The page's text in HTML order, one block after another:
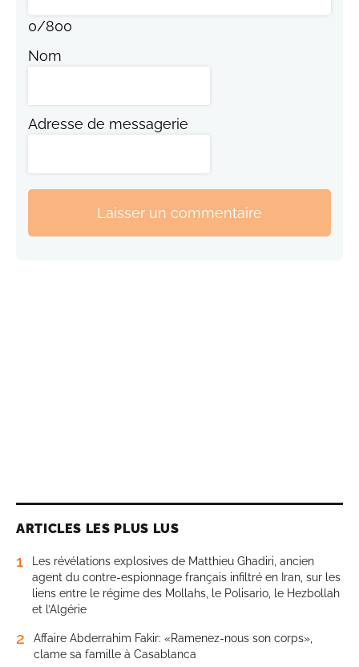
0/800
Nom
Adresse de messagerie
Laisser un commentaire
ARTICLES LES PLUS LUS
1
Les révélations explosives de Matthieu Ghadiri, ancien
agent du contre-espionnage français infiltré en Iran, sur les
liens entre le régime des Mollahs, le Polisario, le Hezbollah
et l’Algérie
2
Affaire Abderrahim Fakir: «Ramenez-nous son corps»,
clame sa famille à Casablanca